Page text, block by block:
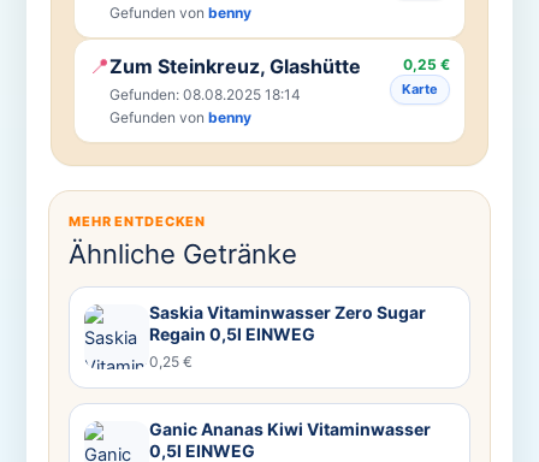
Gefunden von benny
📍Zum Steinkreuz, Glashütte
Gefunden: 08.08.2025 18:14
Gefunden von benny
0,25 €
Karte
MEHR ENTDECKEN
Ähnliche Getränke
Saskia Vitaminwasser Zero Sugar
Regain 0,5l EINWEG
0,25 €
Ganic Ananas Kiwi Vitaminwasser
0,5l EINWEG